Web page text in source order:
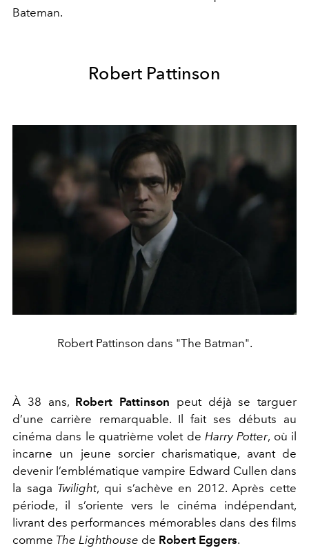
Bateman.
Robert Pattinson
Robert Pattinson dans "The Batman".
À 38 ans, Robert Pattinson peut déjà se targuer
d’une carrière remarquable. Il fait ses débuts au
cinéma dans le quatrième volet de Harry Potter, où il
incarne un jeune sorcier charismatique, avant de
devenir l’emblématique vampire Edward Cullen dans
la saga Twilight, qui s’achève en 2012. Après cette
période, il s’oriente vers le cinéma indépendant,
livrant des performances mémorables dans des films
comme The Lighthouse de Robert Eggers.